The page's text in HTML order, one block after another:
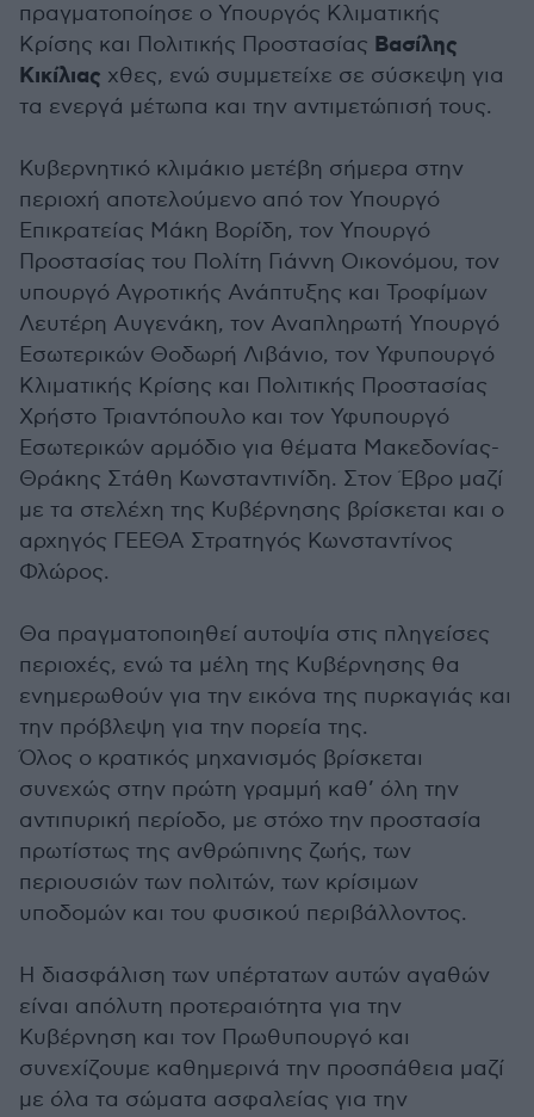
πραγματοποίησε ο Υπουργός Κλιματικής
Κρίσης και Πολιτικής Προστασίας Βασίλης
Κικίλιας χθες, ενώ συμμετείχε σε σύσκεψη για
τα ενεργά μέτωπα και την αντιμετώπισή τους.
Κυβερνητικό κλιμάκιο μετέβη σήμερα στην
περιοχή αποτελούμενο από τον Υπουργό
Επικρατείας Μάκη Βορίδη, τον Υπουργό
Προστασίας του Πολίτη Γιάννη Οικονόμου, τον
υπουργό Αγροτικής Ανάπτυξης και Τροφίμων
Λευτέρη Αυγενάκη, τον Αναπληρωτή Υπουργό
Εσωτερικών Θοδωρή Λιβάνιο, τον Υφυπουργό
Κλιματικής Κρίσης και Πολιτικής Προστασίας
Χρήστο Τριαντόπουλο και τον Υφυπουργό
Εσωτερικών αρμόδιο για θέματα Μακεδονίας-
Θράκης Στάθη Κωνσταντινίδη. Στον Έβρο μαζί
με τα στελέχη της Κυβέρνησης βρίσκεται και ο
αρχηγός ΓΕΕΘΑ Στρατηγός Κωνσταντίνος
Φλώρος.
Θα πραγματοποιηθεί αυτοψία στις πληγείσες
περιοχές, ενώ τα μέλη της Κυβέρνησης θα
ενημερωθούν για την εικόνα της πυρκαγιάς και
την πρόβλεψη για την πορεία της.
Όλος ο κρατικός μηχανισμός βρίσκεται
συνεχώς στην πρώτη γραμμή καθ’ όλη την
αντιπυρική περίοδο, με στόχο την προστασία
πρωτίστως της ανθρώπινης ζωής, των
περιουσιών των πολιτών, των κρίσιμων
υποδομών και του φυσικού περιβάλλοντος.
Η διασφάλιση των υπέρτατων αυτών αγαθών
είναι απόλυτη προτεραιότητα για την
Κυβέρνηση και τον Πρωθυπουργό και
συνεχίζουμε καθημερινά την προσπάθεια μαζί
με όλα τα σώματα ασφαλείας για την